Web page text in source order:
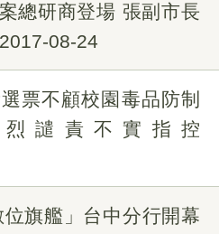
總研商登場 張副市長
2017-08-24
票不顧校園毒品防制
譴責不實指控
位旗艦」台中分行開幕